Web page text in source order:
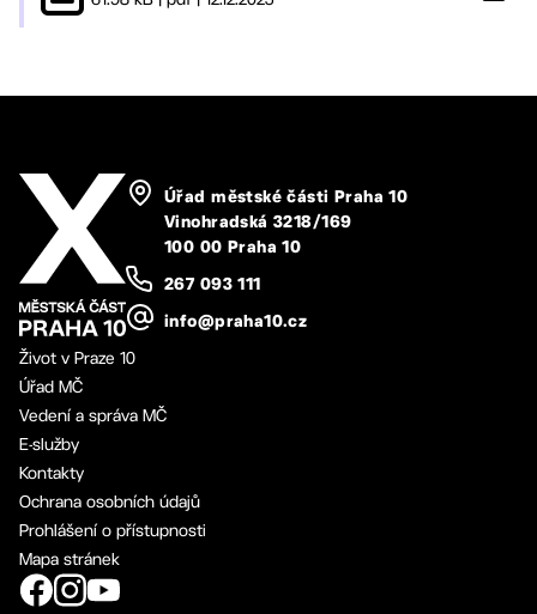
Úřad městské části Praha 10
Vinohradská 3218/169
100 00 Praha 10
267 093 111
info@praha10.cz
Život v Praze 10
Úřad MČ
Vedení a správa MČ
E-služby
Kontakty
Ochrana osobních údajů
Prohlášení o přístupnosti
Mapa stránek